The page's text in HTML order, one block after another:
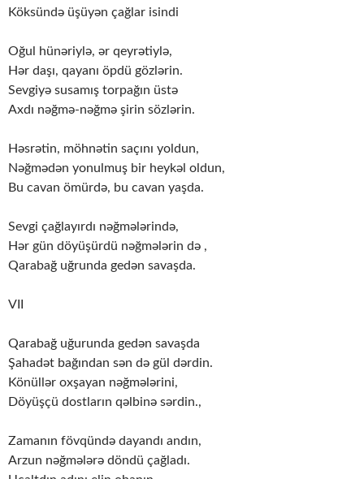
Köksündə üşüyən çağlar isindi
Oğul hünəriylə, ər qeyrətiylə,
Hər daşı, qayanı öpdü gözlərin.
Sevgiyə susamış torpağın üstə
Axdı nəğmə-nəğmə şirin sözlərin.
Həsrətin, möhnətin saçını yoldun,
Nəğmədən yonulmuş bir heykəl oldun,
Bu cavan ömürdə, bu cavan yaşda.
Sevgi çağlayırdı nəğmələrində,
Hər gün döyüşürdü nəğmələrin də ,
Qarabağ uğrunda gedən savaşda.
VII
Qarabağ uğurunda gedən savaşda
Şahadət bağından sən də gül dərdin.
Könüllər oxşayan nəğmələrini,
Döyüşçü dostların qəlbinə sərdin.,
Zamanın fövqündə dayandı andın,
Arzun nəğmələrə döndü çağladı.